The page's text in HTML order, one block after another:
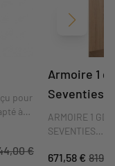
pour
à
les€
Armoire 1
Seventies
ARMOIRE 1
SEVENTIES
Cette grande
671,58 €
Suivant